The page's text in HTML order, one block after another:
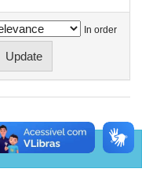
In order